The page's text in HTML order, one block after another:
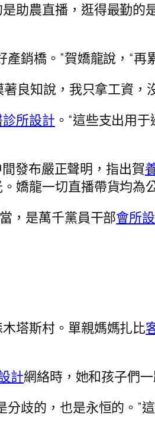
助農直播，逛得最勤的
銷橋。”賀嬌龍說，“再
良知說，我只拿工資，
診所設計 。“這些支出用
發布嚴正聲明，指出賀
嬌龍一切直播帶貨均為
，是萬千黨員干部會所
塔斯村。單親媽媽扎比
計網絡時，她和孩子們
歧的，也是永恒的。”